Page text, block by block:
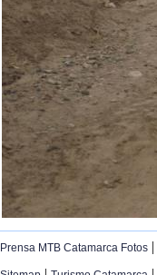
Prensa MTB Catamarca Fotos |